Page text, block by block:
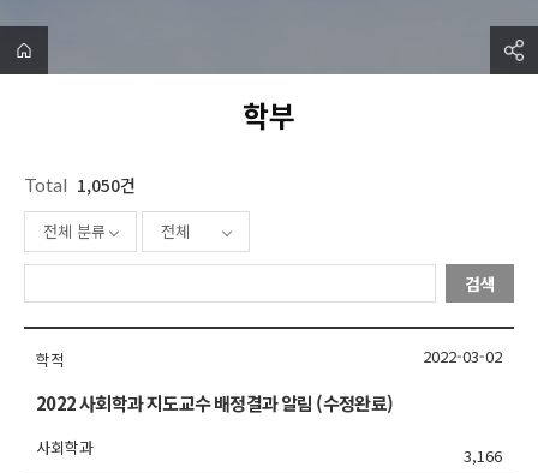
학부
Total 1,050건
전체 분류 전체
검색
학적
2022 사회학과 지도교수 배정결과 알림 (수정완료)
사회학과 3,166
2022-03-02